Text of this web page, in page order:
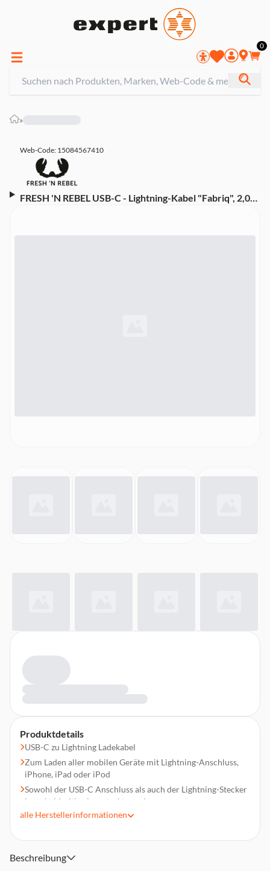
0
»
Web-Code: 15084567410
FRESH 'N REBEL USB-C - Lightning-Kabel "Fabriq", 2,0
Produktdetails
USB-C zu Lightning Ladekabel
Zum Laden aller mobilen Geräte mit Lightning-Anschluss,
iPhone, iPad oder iPod
Sowohl der USB-C Anschluss als auch der Lightning-Stecker
kann beidseitig eingesteckt werden
Ummantelung aus geflochtenem Nylon im Retro-Stil
alle Herstellerinformationen
Beschreibung